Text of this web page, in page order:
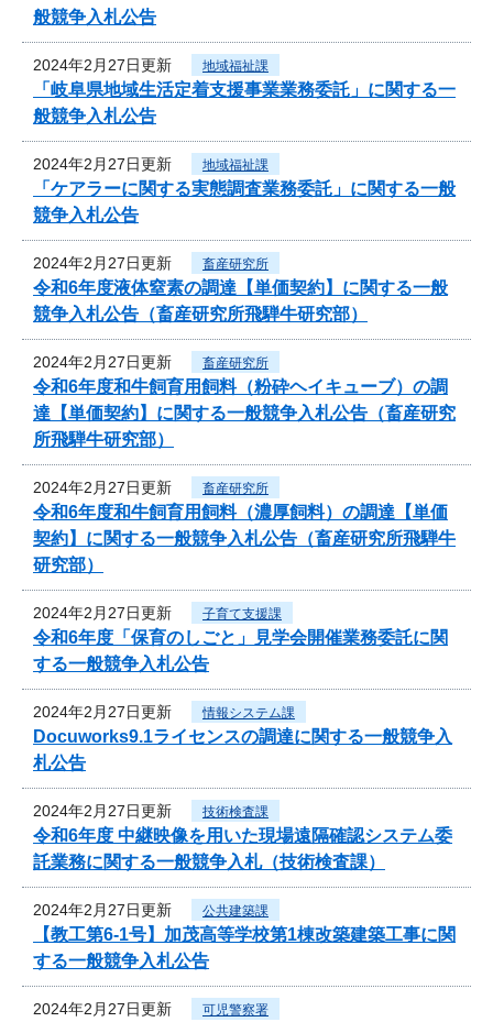
般競争入札公告
2024年2月27日更新 地域福祉課
「岐阜県地域生活定着支援事業業務委託」に関する一
般競争入札公告
2024年2月27日更新 地域福祉課
「ケアラーに関する実態調査業務委託」に関する一般
競争入札公告
2024年2月27日更新 畜産研究所
令和6年度液体窒素の調達【単価契約】に関する一般
競争入札公告（畜産研究所飛騨牛研究部）
2024年2月27日更新 畜産研究所
令和6年度和牛飼育用飼料（粉砕ヘイキューブ）の調
達【単価契約】に関する一般競争入札公告（畜産研究
所飛騨牛研究部）
2024年2月27日更新 畜産研究所
令和6年度和牛飼育用飼料（濃厚飼料）の調達【単価
契約】に関する一般競争入札公告（畜産研究所飛騨牛
研究部）
2024年2月27日更新 子育て支援課
令和6年度「保育のしごと」見学会開催業務委託に関
する一般競争入札公告
2024年2月27日更新 情報システム課
Docuworks9.1ライセンスの調達に関する一般競争入
札公告
2024年2月27日更新 技術検査課
令和6年度 中継映像を用いた現場遠隔確認システム委
託業務に関する一般競争入札（技術検査課）
2024年2月27日更新 公共建築課
【教工第6-1号】加茂高等学校第1棟改築建築工事に関
する一般競争入札公告
2024年2月27日更新 可児警察署